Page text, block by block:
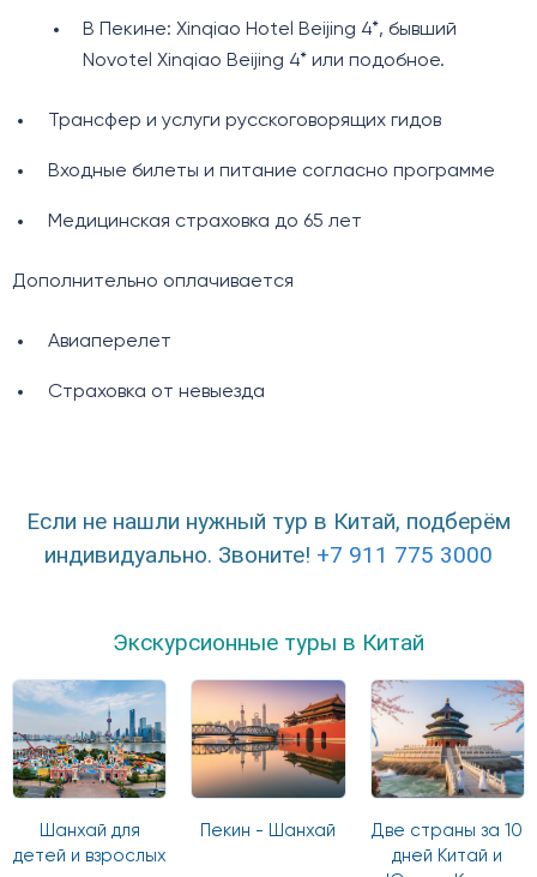
В Пекине: Xinqiao Hotel Beijing 4*, бывший
Novotel Xinqiao Beijing 4* или подобное.
Трансфер и услуги русскоговорящих гидов
Входные билеты и питание согласно программе
Медицинская страховка до 65 лет
Дополнительно оплачивается
Авиаперелет
Страховка от невыезда
Если не нашли нужный тур в Китай, подберём
индивидуально. Звоните! +7 911 775 3000
Экскурсионные туры в Китай
Шанхай для
детей и взрослых
Пекин - Шанхай
Две страны за 10
дней Китай и